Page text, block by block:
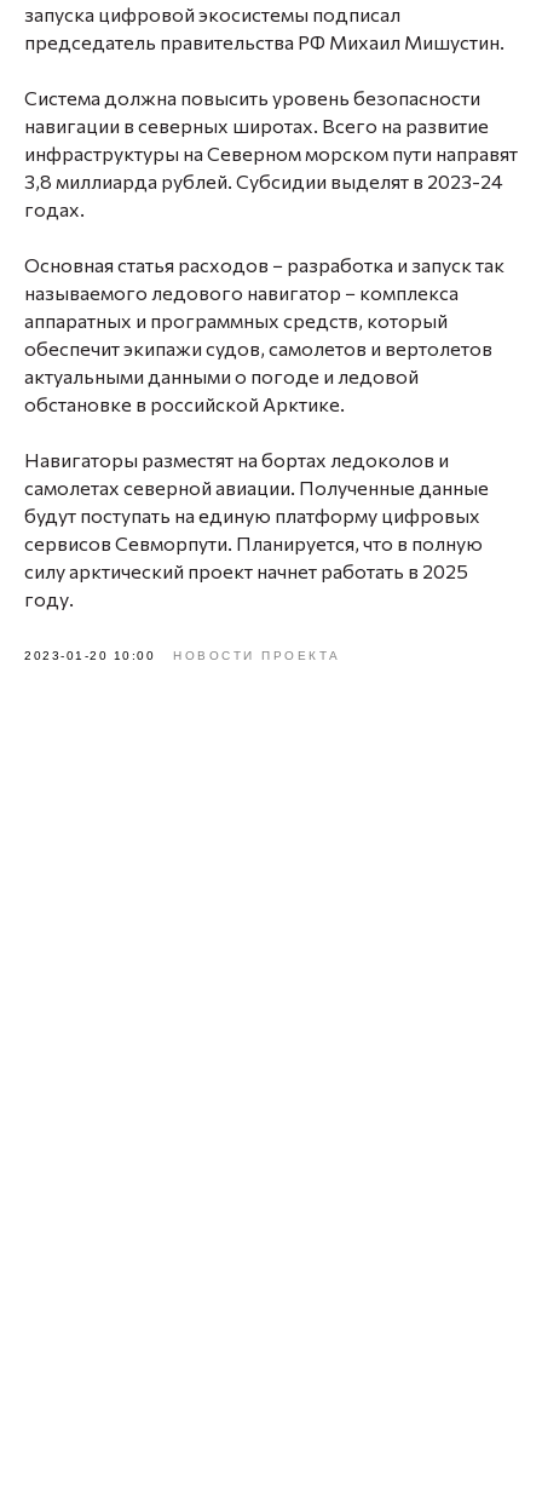
запуска цифровой экосистемы подписал
председатель правительства РФ Михаил Мишустин.
Система должна повысить уровень безопасности
навигации в северных широтах. Всего на развитие
инфраструктуры на Северном морском пути направят
3,8 миллиарда рублей. Субсидии выделят в 2023-24
годах.
Основная статья расходов − разработка и запуск так
называемого ледового навигатор − комплекса
аппаратных и программных средств, который
обеспечит экипажи судов, самолетов и вертолетов
актуальными данными о погоде и ледовой
обстановке в российской Арктике.
Навигаторы разместят на бортах ледоколов и
самолетах северной авиации. Полученные данные
будут поступать на единую платформу цифровых
сервисов Севморпути. Планируется, что в полную
силу арктический проект начнет работать в 2025
году.
2023-01-20 10:00 НОВОСТИ ПРОЕКТА